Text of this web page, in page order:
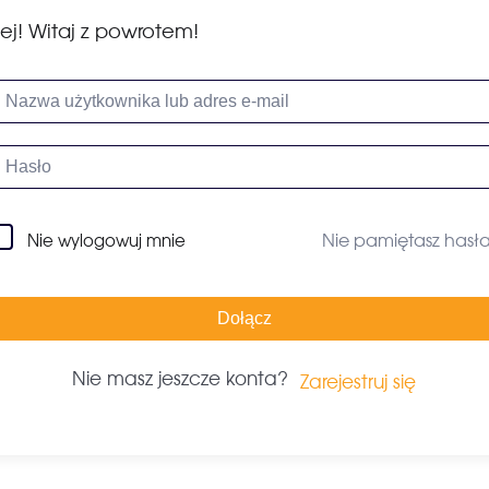
Witaj z powrotem!
Nie wylogowuj mnie Nie pamiętasz
Dołącz
Nie masz jeszcze konta? Zarejestruj się